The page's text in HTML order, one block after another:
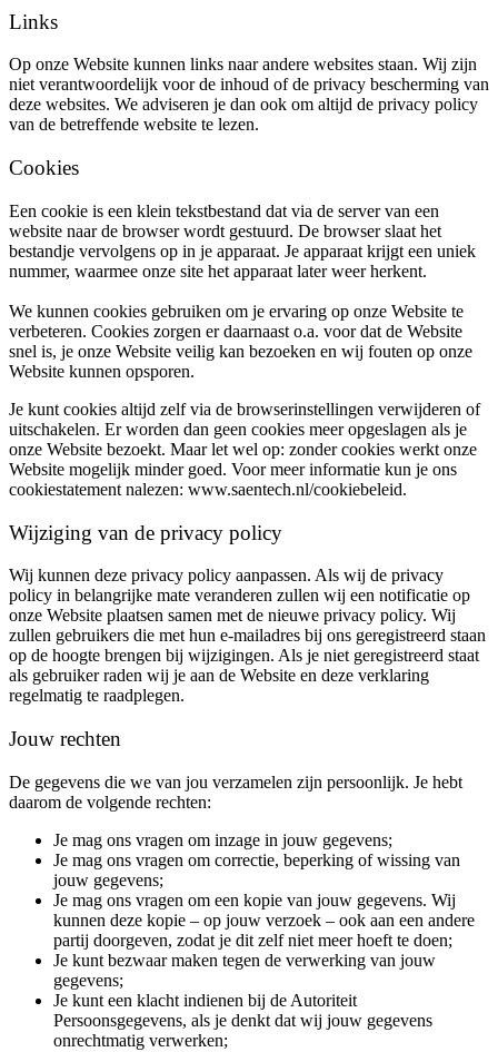
Links
Op onze Website kunnen links naar andere websites staan. Wij zijn
niet verantwoordelijk voor de inhoud of de privacy bescherming van
deze websites. We adviseren je dan ook om altijd de privacy policy
van de betreffende website te lezen.
Cookies
Een cookie is een klein tekstbestand dat via de server van een
website naar de browser wordt gestuurd. De browser slaat het
bestandje vervolgens op in je apparaat. Je apparaat krijgt een uniek
nummer, waarmee onze site het apparaat later weer herkent.
We kunnen cookies gebruiken om je ervaring op onze Website te
verbeteren. Cookies zorgen er daarnaast o.a. voor dat de Website
snel is, je onze Website veilig kan bezoeken en wij fouten op onze
Website kunnen opsporen.
Je kunt cookies altijd zelf via de browserinstellingen verwijderen of
uitschakelen. Er worden dan geen cookies meer opgeslagen als je
onze Website bezoekt. Maar let wel op: zonder cookies werkt onze
Website mogelijk minder goed. Voor meer informatie kun je ons
cookiestatement nalezen: www.saentech.nl/cookiebeleid.
Wijziging van de privacy policy
Wij kunnen deze privacy policy aanpassen. Als wij de privacy
policy in belangrijke mate veranderen zullen wij een notificatie op
onze Website plaatsen samen met de nieuwe privacy policy. Wij
zullen gebruikers die met hun e-mailadres bij ons geregistreerd staan
op de hoogte brengen bij wijzigingen. Als je niet geregistreerd staat
als gebruiker raden wij je aan de Website en deze verklaring
regelmatig te raadplegen.
Jouw rechten
De gegevens die we van jou verzamelen zijn persoonlijk. Je hebt
daarom de volgende rechten:
Je mag ons vragen om inzage in jouw gegevens;
Je mag ons vragen om correctie, beperking of wissing van
jouw gegevens;
Je mag ons vragen om een kopie van jouw gegevens. Wij
kunnen deze kopie – op jouw verzoek – ook aan een andere
partij doorgeven, zodat je dit zelf niet meer hoeft te doen;
Je kunt bezwaar maken tegen de verwerking van jouw
gegevens;
Je kunt een klacht indienen bij de Autoriteit
Persoonsgegevens, als je denkt dat wij jouw gegevens
onrechtmatig verwerken;